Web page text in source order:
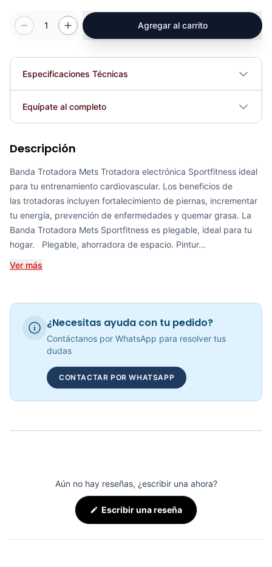
1 Agregar al carrito
Especificaciones Técnicas
Dimensiones
Profundidad; 195cm. Alto; 135cm.
Ancho; 85cm.
Peso máx. usuario
Niveles de resistencia 25 pre-establecidos.
Potencia motor Motor DC 3.0 HP (DC).
Plegable
Equípate al completo
COP 5,448,969.00
Banda Trotadora REIMS - Sport Fitness 72029
COP 4,440,313.00
COP 4,218,297.00
Descripción
Banda Trotadora Mets Trotadora electrónica Sportfitness ideal
para tu entrenamiento cardiovascular. Los beneficios de
las trotadoras incluyen fortalecimiento de piernas, incrementar
tu energía, prevención de enfermedades y quemar grasa. La
Banda Trotadora Mets Sportfitness es plegable, ideal para tu
hogar. Plegable, ahorradora de espacio. Pintur...
Ver más
¿Necesitas ayuda con tu pedido?
Contáctanos por WhatsApp para resolver tus
dudas
CONTACTAR POR WHATSAPP
Aún no hay reseñas, ¿escribir una ahora?
Escribir una reseña(Se
abre
en
nueva